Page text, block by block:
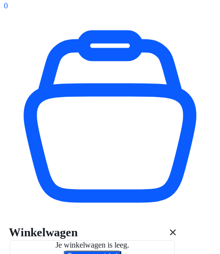
0
Winkelwagen
Je winkelwagen is leeg.